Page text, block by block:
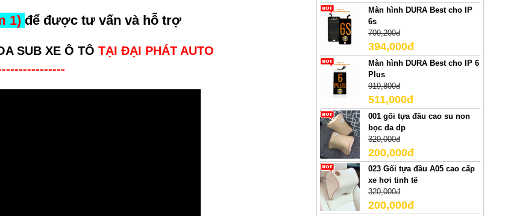
1) để được tư vấn và hỗ trợ
SUB XE Ô TÔ TẠI ĐẠI PHÁT AUTO
Màn hình DURA Best cho IP
6s
709,200đ
394,000đ
Màn hình DURA Best cho IP 6
Plus
919,800đ
511,000đ
001 gối tựa đầu cao su non
bọc da dp
320,000đ
200,000đ
023 Gối tựa đầu A05 cao cấp
xe hơi tinh tế
320,000đ
200,000đ